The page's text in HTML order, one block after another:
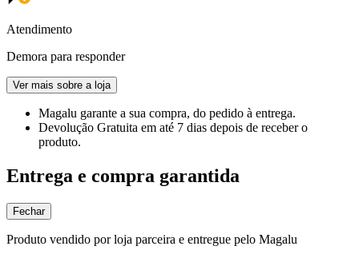
Atendimento
Demora para responder
Ver mais sobre a loja
Magalu garante a sua compra, do pedido à entrega.
Devolução Gratuita em até 7 dias depois de receber o
produto.
Entrega e compra garantida
Fechar
Produto vendido por loja parceira e entregue pelo Magalu